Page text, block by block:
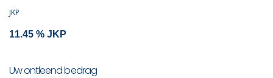
JKP
Uw ontleend bedrag